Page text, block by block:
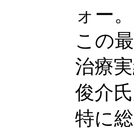
ォー。
この
治療
俊介
特に